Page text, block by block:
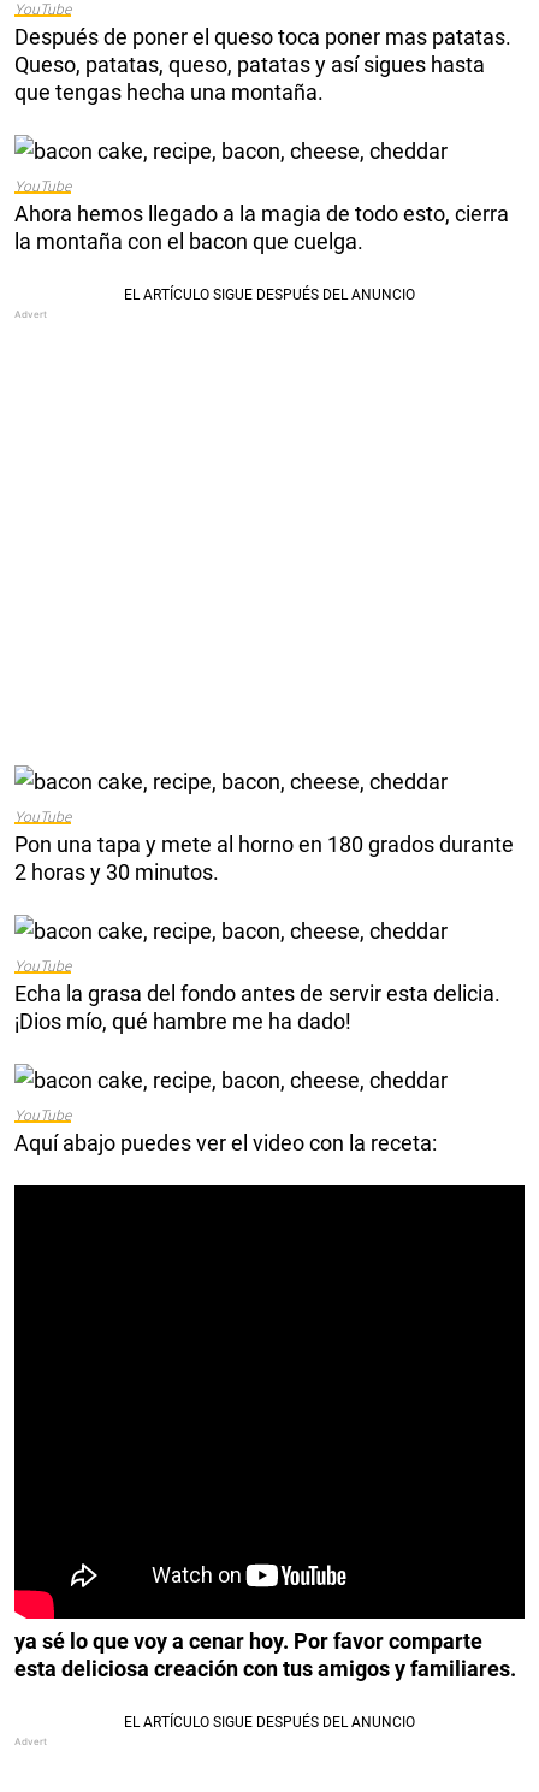
YouTube
Después de poner el queso toca poner mas patatas.
Queso, patatas, queso, patatas y así sigues hasta
que tengas hecha una montaña.
YouTube
Ahora hemos llegado a la magia de todo esto, cierra
la montaña con el bacon que cuelga.
YouTube
Pon una tapa y mete al horno en 180 grados durante
2 horas y 30 minutos.
YouTube
Echa la grasa del fondo antes de servir esta delicia.
¡Dios mío, qué hambre me ha dado!
YouTube
Aquí abajo puedes ver el video con la receta:
ya sé lo que voy a cenar hoy. Por favor comparte
esta deliciosa creación con tus amigos y familiares.